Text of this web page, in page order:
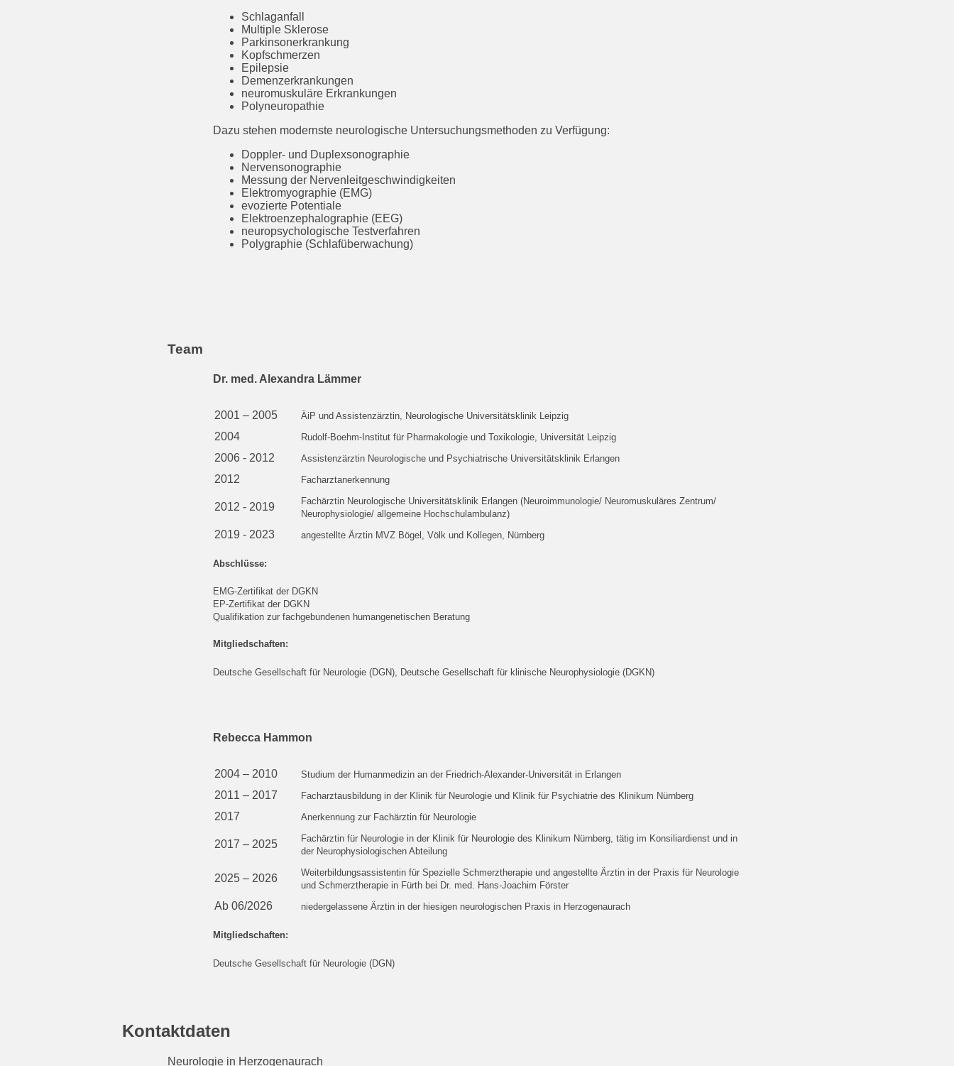
Schlaganfall
Multiple Sklerose
Parkinsonerkrankung
Kopfschmerzen
Epilepsie
Demenzerkrankungen
neuromuskuläre Erkrankungen
Polyneuropathie
Dazu stehen modernste neurologische Untersuchungsmethoden zu Verfügung:
Doppler- und Duplexsonographie
Nervensonographie
Messung der Nervenleitgeschwindigkeiten
Elektromyographie (EMG)
evozierte Potentiale
Elektroenzephalographie (EEG)
neuropsychologische Testverfahren
Polygraphie (Schlafüberwachung)
Team
Dr. med. Alexandra Lämmer
2001 – 2005 ÄiP und Assistenzärztin, Neurologische Universitätsklinik Leipzig
2004 Rudolf-Boehm-Institut für Pharmakologie und Toxikologie, Universität Leipzig
2006 - 2012 Assistenzärztin Neurologische und Psychiatrische Universitätsklinik Erlangen
2012 Facharztanerkennung
2012 - 2019
Fachärztin Neurologische Universitätsklinik Erlangen (Neuroimmunologie/ Neuromuskuläres Zentrum/
Neurophysiologie/ allgemeine Hochschulambulanz)
2019 - 2023 angestellte Ärztin MVZ Bögel, Völk und Kollegen, Nürnberg
Abschlüsse:
EMG-Zertifikat der DGKN
EP-Zertifikat der DGKN
Qualifikation zur fachgebundenen humangenetischen Beratung
Mitgliedschaften:
Deutsche Gesellschaft für Neurologie (DGN), Deutsche Gesellschaft für klinische Neurophysiologie (DGKN)
Rebecca Hammon
2004 – 2010 Studium der Humanmedizin an der Friedrich-Alexander-Universität in Erlangen
2011 – 2017 Facharztausbildung in der Klinik für Neurologie und Klinik für Psychiatrie des Klinikum Nürnberg
2017 Anerkennung zur Fachärztin für Neurologie
2017 – 2025
Fachärztin für Neurologie in der Klinik für Neurologie des Klinikum Nürnberg, tätig im Konsiliardienst und in
der Neurophysiologischen Abteilung
2025 – 2026
Weiterbildungsassistentin für Spezielle Schmerztherapie und angestellte Ärztin in der Praxis für Neurologie
und Schmerztherapie in Fürth bei Dr. med. Hans-Joachim Förster
Ab 06/2026 niedergelassene Ärztin in der hiesigen neurologischen Praxis in Herzogenaurach
Mitgliedschaften:
Deutsche Gesellschaft für Neurologie (DGN)
Kontaktdaten
Neurologie in Herzogenaurach